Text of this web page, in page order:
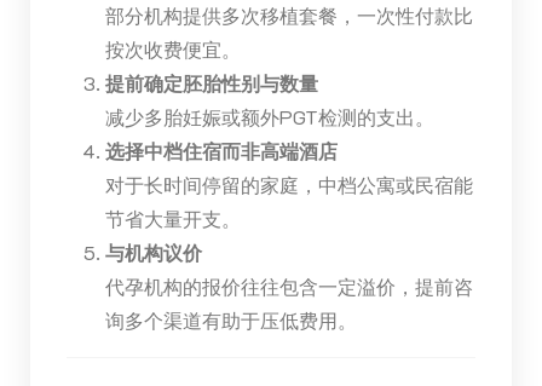
部分机构提供多次移植套餐，一次性付款比
按次收费便宜。
提前确定胚胎性别与数量
减少多胎妊娠或额外PGT检测的支出。
选择中档住宿而非高端酒店
对于长时间停留的家庭，中档公寓或民宿能
节省大量开支。
与机构议价
代孕机构的报价往往包含一定溢价，提前咨
询多个渠道有助于压低费用。